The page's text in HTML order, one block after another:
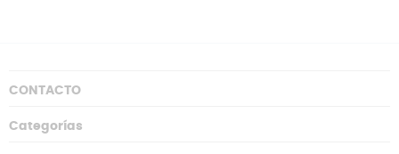
CONTACTO
Categorías